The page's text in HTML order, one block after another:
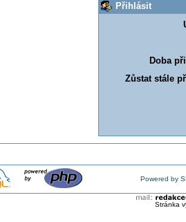
Přihlásit
Doba
Zůstat stále
Powered by
Stránka